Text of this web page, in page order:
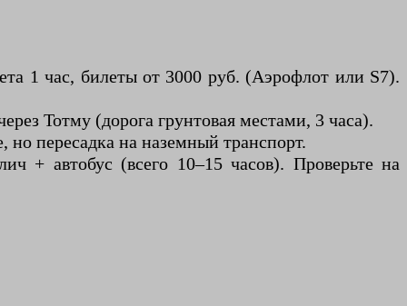
1 час, билеты от 3000 руб. (Аэрофлот или S7).
Тотму (дорога грунтовая местами, 3 часа).
пересадка на наземный транспорт.
+ автобус (всего 10–15 часов). Проверьте на